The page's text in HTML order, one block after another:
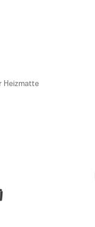
Heizmatte